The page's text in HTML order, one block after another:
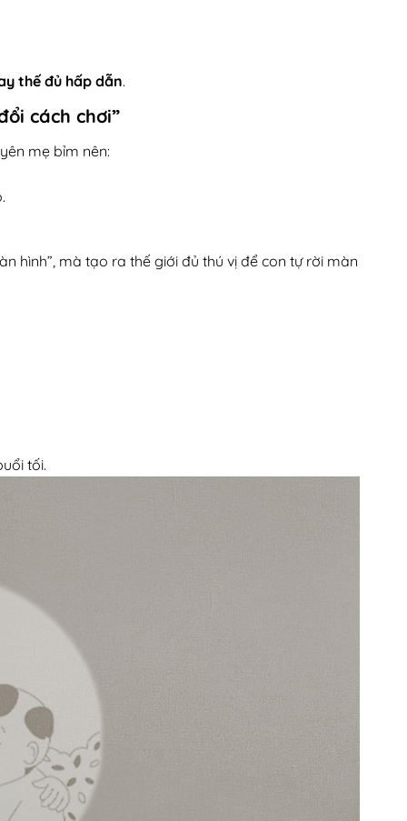
thế đủ hấp dẫn.
cách chơi”
mẹ bỉm nên:
hình”, mà tạo ra thế giới đủ thú vị để con tự rời màn
tối.